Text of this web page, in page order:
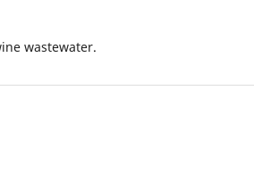
wastewater.